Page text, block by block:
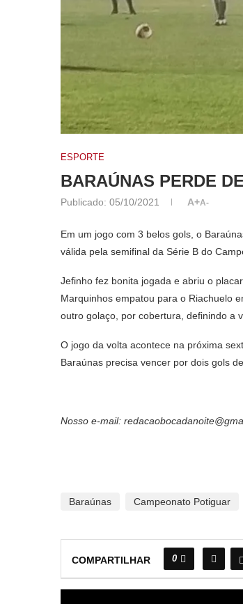
ESPORTE
BARAÚNAS PERDE
Publicado: 05/10/2021 A+A-
Em um jogo com 3 belos gols, o
válida pela semifinal da Série B do
Jefinho fez bonita jogada e abriu o
Marquinhos empatou para o Riachuelo
outro golaço, por cobertura, definindo a
O jogo da volta acontece na próxima
Baraúnas precisa vencer por dois gols
Nosso e-mail:
Baraúnas Campeonato Potiguar
COMPARTILHAR 0